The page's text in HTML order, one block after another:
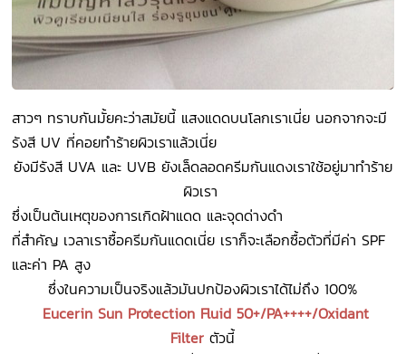
สาวๆ ทราบกันมั้ยคะว่าสมัยนี้ แสงแดดบนโลกเราเนี่ย นอกจากจะมี
รังสี UV ที่คอยทำร้ายผิวเราแล้วเนี่ย
ยังมีรังสี UVA และ UVB ยังเล็ดลอดครีมกันแดงเราใช้อยู่มาทำร้าย
ผิวเรา
ซึ่งเป็นต้นเหตุของการเกิดฝ้าแดด และจุดด่างดำ
ที่สำคัญ เวลาเราซื้อครีมกันแดดเนี่ย เราก็จะเลือกซื้อตัวที่มีค่า SPF
และค่า PA สูง
ซึ่งในความเป็นจริงแล้วมันปกป้องผิวเราได้ไม่ถึง 100%
Eucerin Sun Protection Fluid 50+/PA++++/Oxidant
Filterตัวนี้